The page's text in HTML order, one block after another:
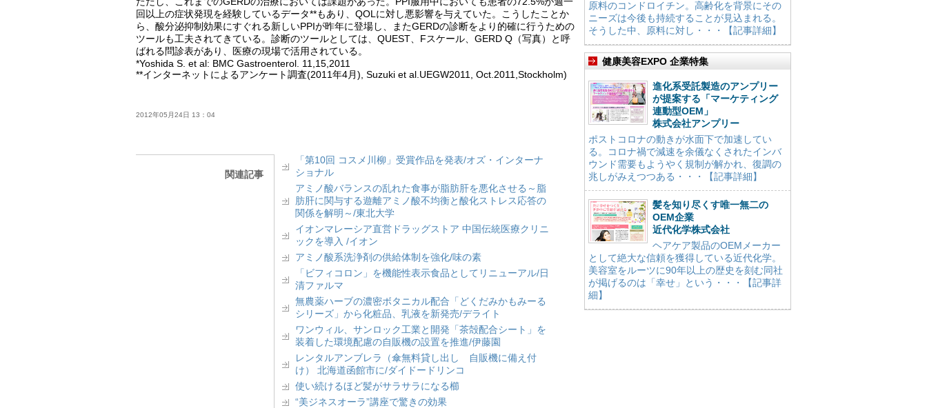
回以上の症状発現を経験しているデータ**もあり、QOLに対し悪影響を与えていた。こうしたことか
ら、酸分泌抑制効果にすぐれる新しいPPIが昨年に登場し、またGERDの診断をより的確に行うための
ツールも工夫されてきている。診断のツールとしては、QUEST、Fスケール、GERD Q（写真）と呼
ばれる問診表があり、医療の現場で活用されている。
*Yoshida S. et al: BMC Gastroenterol. 11,15,2011
**インターネットによるアンケート調査(2011年4月), Suzuki et al.UEGW2011, Oct.2011,Stockholm)
2012年05月24日 13：04
関連記事
「第10回 コスメ川柳」受賞作品を発表/オズ・インターナ
ショナル
アミノ酸バランスの乱れた食事が脂肪肝を悪化させる～脂
肪肝に関与する遊離アミノ酸不均衡と酸化ストレス応答の
関係を解明～/東北大学
イオンマレーシア直営ドラッグストア 中国伝統医療クリニ
ックを導入 /イオン
アミノ酸系洗浄剤の供給体制を強化/味の素
「ビフィコロン」を機能性表示食品としてリニューアル/日
清ファルマ
無農薬ハーブの濃密ボタニカル配合「どくだみかもみーる
シリーズ」から化粧品、乳液を新発売/デライト
ワンウィル、サンロック工業と開発「茶殻配合シート」を
装着した環境配慮の自販機の設置を推進/伊藤園
レンタルアンブレラ（傘無料貸し出し 自販機に備え付
け） 北海道函館市に/ダイドードリンコ
使い続けるほど髪がサラサラになる櫛
“美ジネスオーラ”講座で驚きの効果
原料のコンドロイチン。高齢化を背景にその
ニーズは今後も持続することが見込まれる。
そうした中、原料に対し・・・【記事詳細】
健康美容EXPO 企業特集
進化系受託製造のアンプリー
が提案する「マーケティング
連動型OEM」
株式会社アンプリー
ポストコロナの動きが水面下で加速してい
る。コロナ禍で減速を余儀なくされたインバ
ウンド需要もようやく規制が解かれ、復調の
兆しがみえつつある・・・【記事詳細】
髪を知り尽くす唯一無二の
OEM企業
近代化学株式会社
ヘアケア製品のOEMメーカー
として絶大な信頼を獲得している近代化学。
美容室をルーツに90年以上の歴史を刻む同社
が掲げるのは「幸せ」という・・・【記事詳
細】